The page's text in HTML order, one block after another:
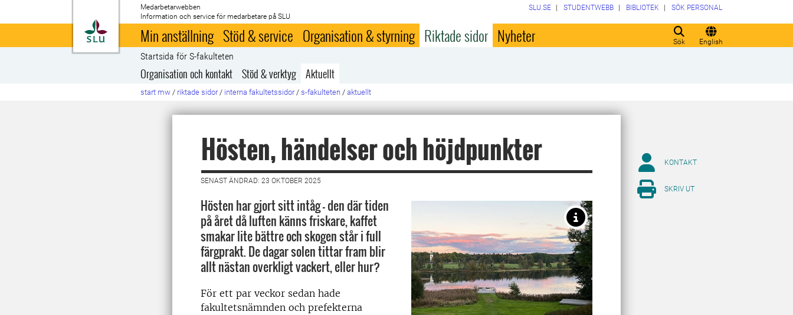
Till startsida
Medarbetarwebben
Information och service för medarbetare på SLU
Sök English
SLU.SE STUDENTWEBB BIBLIOTEK SÖK PERSONAL
Min anställning Stöd & service Organisation & styrning Riktade sidor Nyheter
Startsida för S-fakulteten
Organisation och kontakt Stöd & verktyg Aktuellt
start mw / riktade sidor / interna fakultetssidor / s-fakulteten / aktuellt
Hösten, händelser och höjdpunkter
SENAST ÄNDRAD: 23 OKTOBER 2025
Hösten har gjort sitt intåg – den där tiden
på året då luften känns friskare, kaffet
smakar lite bättre och skogen står i full
färgprakt. De dagar solen tittar fram blir
allt nästan overkligt vackert, eller hur?
För ett par veckor sedan hade
fakultetsnämnden och prefekterna
KONTAKT
SKRIV UT